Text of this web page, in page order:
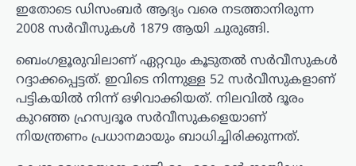
ഇതോടെ ഡിസംബർ ആദ്യം വരെ നടത്താനിരുന്ന
2008 സർവീസുകൾ 1879 ആയി ചുരുങ്ങി.
ബെംഗളൂരുവിലാണ് ഏറ്റവും കൂടുതൽ സർവീസുകൾ
റദ്ദാക്കപ്പെട്ടത്. ഇവിടെ നിന്നുള്ള 52 സർവീസുകളാണ്
പട്ടികയിൽ നിന്ന് ഒഴിവാക്കിയത്. നിലവിൽ ദൂരം
കുറഞ്ഞ ഹ്രസ്വദൂര സർവീസുകളെയാണ്
നിയന്ത്രണം പ്രധാനമായും ബാധിച്ചിരിക്കുന്നത്.